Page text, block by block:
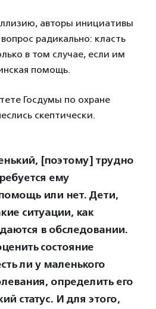
авторы инициативы
радикально: класть
в том случае, если им
помощь.
Госдумы по охране
скептически.
[поэтому] трудно
ему
или нет. Дети,
ситуации, как
в обследовании.
состояние
ли у маленького
определить его
статус. И для этого,